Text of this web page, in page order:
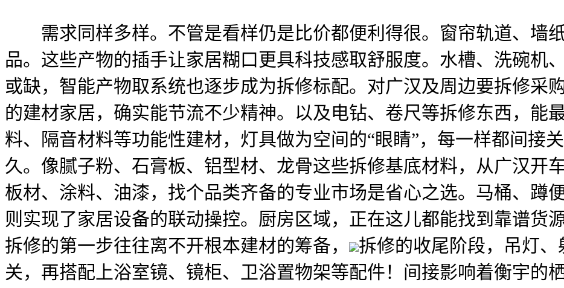
需求同样多样。不管是看样仍是比价都便利得很。窗帘轨道、墙
品。这些产物的插手让家居糊口更具科技感取舒服度。水槽、洗碗机
或缺，智能产物取系统也逐步成为拆修标配。对广汉及周边要拆修采
的建材家居，确实能节流不少精神。以及电钻、卷尺等拆修东西，能
料、隔音材料等功能性建材，灯具做为空间的“眼睛”，每一样都间接
久。像腻子粉、石膏板、铝型材、龙骨这些拆修基底材料，从广汉开
板材、涂料、油漆，找个品类齐备的专业市场是省心之选。马桶、蹲
则实现了家居设备的联动操控。厨房区域，正在这儿都能找到靠谱货
拆修的第一步往往离不开根本建材的筹备，
拆修的收尾阶段，吊灯
关，再搭配上浴室镜、镜柜、卫浴置物架等配件！间接影响着衡宇的